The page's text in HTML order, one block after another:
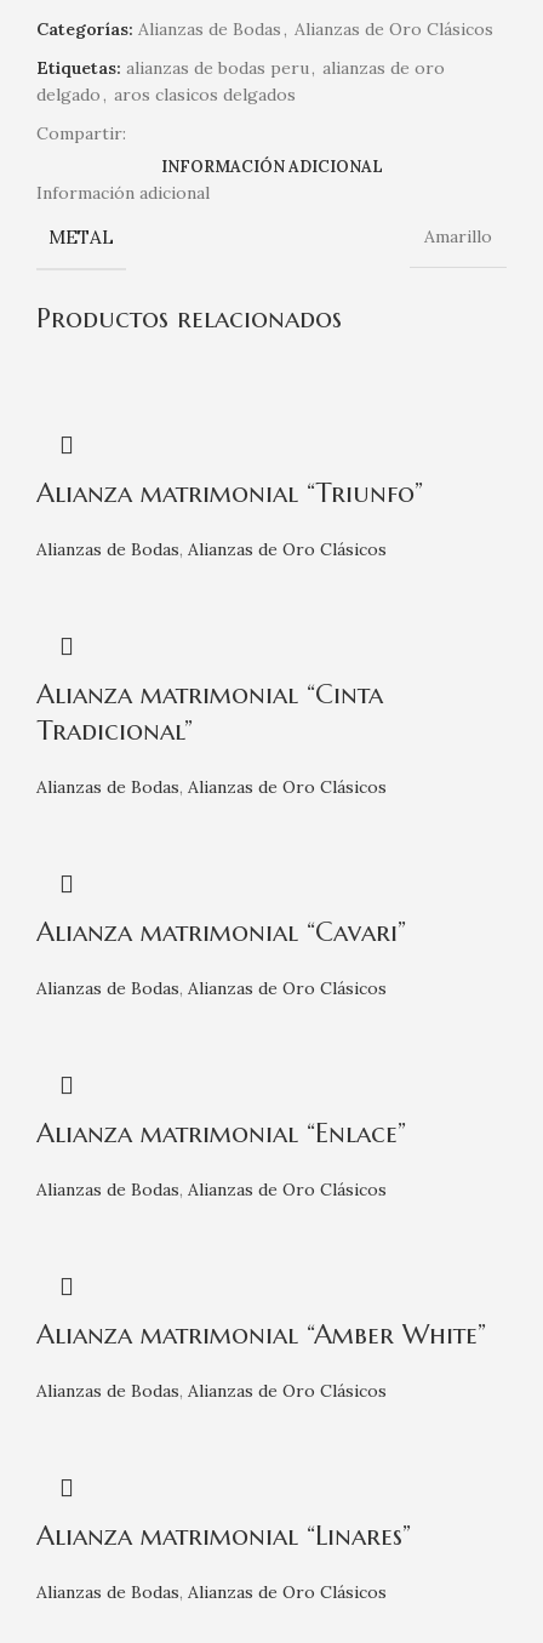
Categorías: Alianzas de Bodas, Alianzas de Oro Clásicos
Etiquetas: alianzas de bodas peru, alianzas de oro
delgado, aros clasicos delgados
Compartir:
INFORMACIÓN ADICIONAL
Información adicional
METAL Amarillo
Productos relacionados
Alianza matrimonial “Triunfo”
Alianzas de Bodas, Alianzas de Oro Clásicos
Alianza matrimonial “Cinta
Tradicional”
Alianzas de Bodas, Alianzas de Oro Clásicos
Alianza matrimonial “Cavari”
Alianzas de Bodas, Alianzas de Oro Clásicos
Alianza matrimonial “Enlace”
Alianzas de Bodas, Alianzas de Oro Clásicos
Alianza matrimonial “Amber White”
Alianzas de Bodas, Alianzas de Oro Clásicos
Alianza matrimonial “Linares”
Alianzas de Bodas, Alianzas de Oro Clásicos